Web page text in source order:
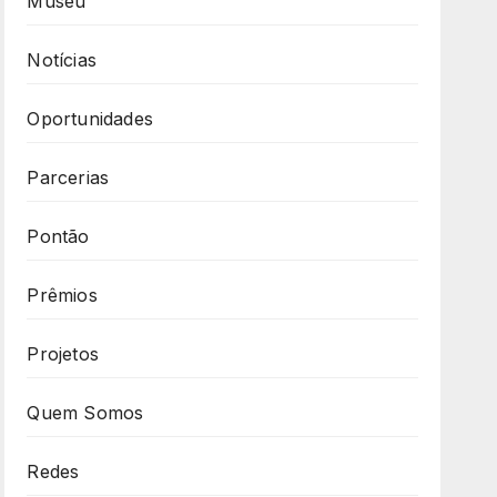
Notícias
Oportunidades
Parcerias
Pontão
Prêmios
Projetos
Quem Somos
Redes